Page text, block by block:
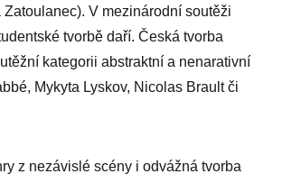
V mezinárodní soutěži
tvorbě daří. Česká tvorba
kategorii abstraktní a nenarativní
Mykyta Lyskov, Nicolas Brault či
z nezávislé scény i odvážná tvorba